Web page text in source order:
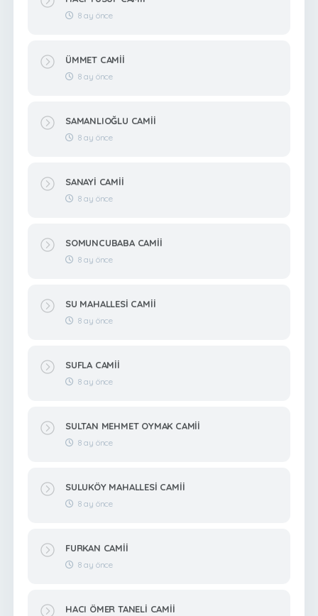
8 ay önce
ÜMMET CAMİİ
8 ay önce
SAMANLIOĞLU CAMİİ
8 ay önce
SANAYİ CAMİİ
8 ay önce
SOMUNCUBABA CAMİİ
8 ay önce
SU MAHALLESİ CAMİİ
8 ay önce
SUFLA CAMİİ
8 ay önce
SULTAN MEHMET OYMAK CAMİİ
8 ay önce
SULUKÖY MAHALLESİ CAMİİ
8 ay önce
FURKAN CAMİİ
8 ay önce
HACI ÖMER TANELİ CAMİİ